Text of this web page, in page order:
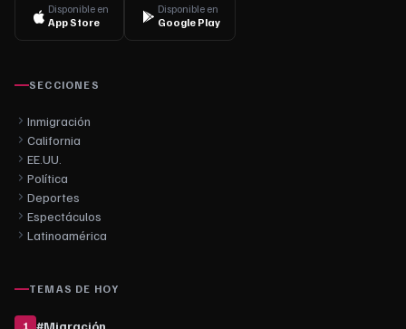
Disponible en
App Store
Disponible en
Google Play
SECCIONES
Inmigración
California
EE.UU.
Política
Deportes
Espectáculos
Latinoamérica
TEMAS DE HOY
1 #Migración